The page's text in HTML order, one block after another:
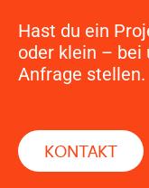
Hast du ein
oder klein – bei
Anfrage stellen.
KONTAKT